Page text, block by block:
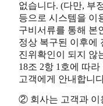
없습니다. (다만, 부
등으로 시스템을 이
구비서류를 통해 본
정상 복구된 이후에
진위확인이 되지 않
18조 2항 1호에 따
고객에게 안내합니
② 회사는 고객과 이